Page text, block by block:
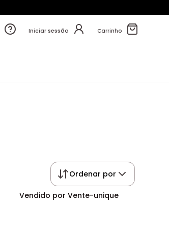
Iniciar sessão Carrinho
Ordenar por
Vendido por Vente-unique